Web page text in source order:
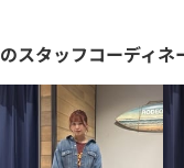
のスタッフコーディネ